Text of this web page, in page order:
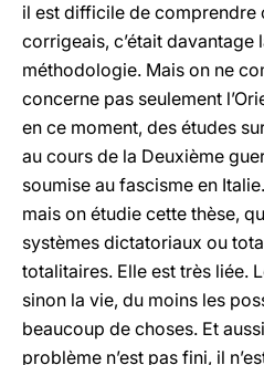
il est difficile de comprendre
corrigeais, c’était davantage
méthodologie. Mais on ne
concerne pas seulement
en ce moment, des études
au cours de la Deuxième
soumise au fascisme en
mais on étudie cette thèse,
systèmes dictatoriaux ou
totalitaires. Elle est très liée.
sinon la vie, du moins les
beaucoup de choses. Et
problème n’est pas fini, il